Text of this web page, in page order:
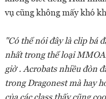
vụ cũng không mấy khó
"Có thể nói đây là clip bá
nhất trong thể loại
giờ . Acrobats nhiều đòn
trong Dragonest mà hay
của các class thấy cũng